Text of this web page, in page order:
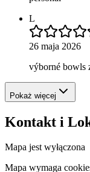
L
26 maja 2026
výborné bowls
Pokaż więcej
Kontakt i
Mapa jest wyłączona
Mapa wymaga